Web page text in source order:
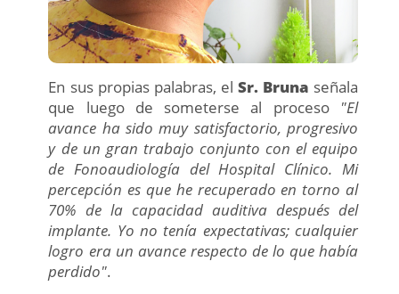
En sus propias palabras, el Sr. Bruna señala
que luego de someterse al proceso "El
avance ha sido muy satisfactorio, progresivo
y de un gran trabajo conjunto con el equipo
de Fonoaudiología del Hospital Clínico. Mi
percepción es que he recuperado en torno al
70% de la capacidad auditiva después del
implante. Yo no tenía expectativas; cualquier
logro era un avance respecto de lo que había
perdido".